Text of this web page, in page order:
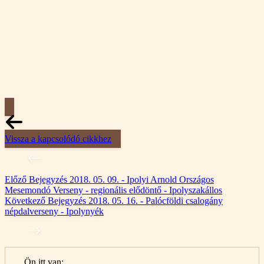
Vissza a kapcsolódó cikkhez
Előző Bejegyzés 2018. 05. 09. - Ipolyi Arnold Országos
Mesemondó Verseny - regionális elődöntő - Ipolyszakállos
Következő Bejegyzés 2018. 05. 16. - Palócföldi csalogány
népdalverseny - Ipolynyék
Ön itt van: